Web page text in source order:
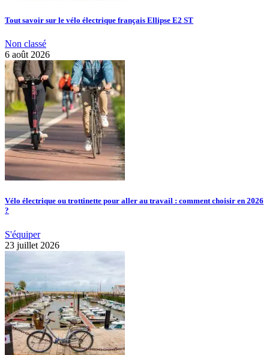
Tout savoir sur le vélo électrique français Ellipse E2 ST
Non classé
6 août 2026
Vélo électrique ou trottinette pour aller au travail : comment choisir en 2026
?
S'équiper
23 juillet 2026